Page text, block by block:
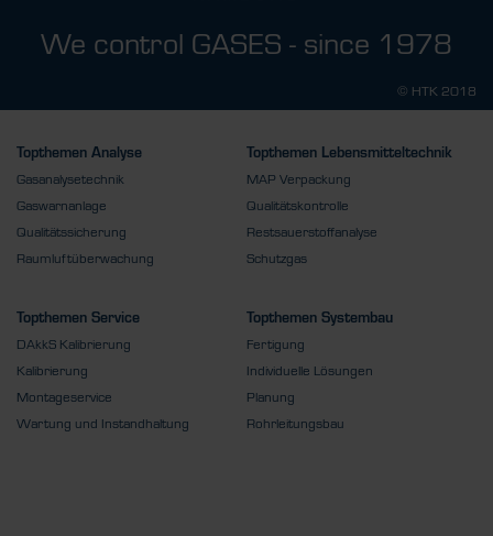
We control GASES - since 1978
© HTK 2018
Topthemen Analyse
Gasanalysetechnik
Gaswarnanlage
Qualitätssicherung
Raumluftüberwachung
Topthemen Lebensmitteltechnik
MAP Verpackung
Qualitätskontrolle
Restsauerstoffanalyse
Schutzgas
Topthemen Service
DAkkS Kalibrierung
Kalibrierung
Montageservice
Wartung und Instandhaltung
Topthemen Systembau
Fertigung
Individuelle Lösungen
Planung
Rohrleitungsbau